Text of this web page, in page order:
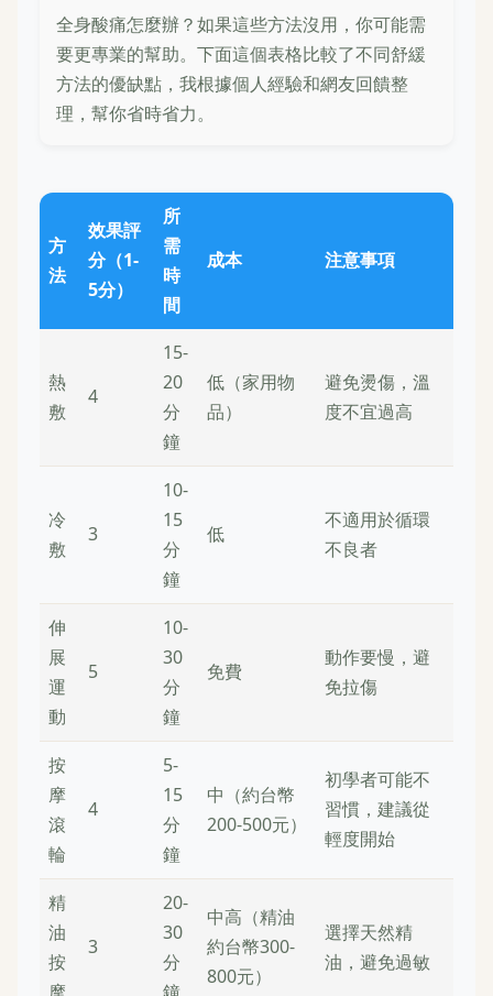
全身酸痛怎麼辦？如果這些方法沒用，你可能需
要更專業的幫助。下面這個表格比較了不同舒緩
方法的優缺點，我根據個人經驗和網友回饋整
理，幫你省時省力。
方
法
效果評
分（1-
5分）
所
需
時
間
成本 注意事項
熱
敷
4
15-
20
分
鐘
低（家用物
品）
避免燙傷，溫
度不宜過高
冷
敷
3
10-
15
分
鐘
低
不適用於循環
不良者
伸
展
運
動
5
10-
30
分
鐘
免費
動作要慢，避
免拉傷
按
摩
滾
輪
4
5-
15
分
鐘
中（約台幣
200-500元）
初學者可能不
習慣，建議從
輕度開始
精
油
按
3
20-
30
分
中高（精油
約台幣300-
800元）
選擇天然精
油，避免過敏